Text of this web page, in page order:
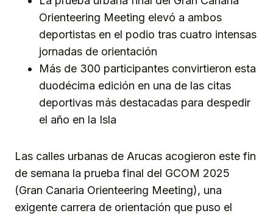
Orienteering Meeting elevó a ambos
deportistas en el podio tras cuatro intensas
jornadas de orientación
Más de 300 participantes convirtieron esta
duodécima edición en una de las citas
deportivas más destacadas para despedir
el año en la Isla
Las calles urbanas de Arucas acogieron este fin
de semana la prueba final del GCOM 2025
(Gran Canaria Orienteering Meeting), una
exigente carrera de orientación que puso el